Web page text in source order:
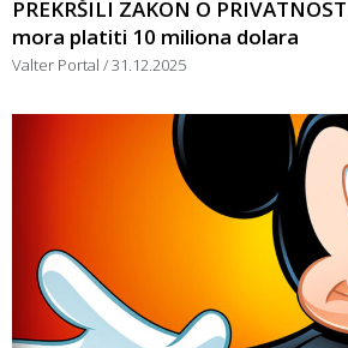
PREKRŠILI ZAKON O
mora platiti 10 miliona dolara
Valter Portal 31.12.2025